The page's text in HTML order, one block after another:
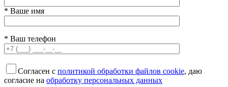
* Ваше имя
* Ваш телефон
Согласен с политикой обработки файлов cookie, даю
согласие на обработку персональных данных